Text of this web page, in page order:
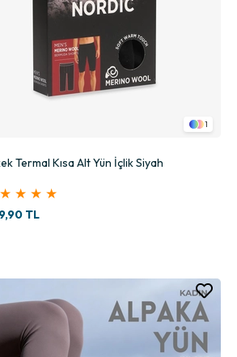
1
Termal Kısa Alt Yün İçlik Siyah
★ ★ ★ ★
TL